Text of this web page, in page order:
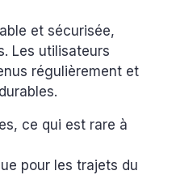
et sécurisée,
Les utilisateurs
régulièrement et
ce qui est rare à
pour les trajets du